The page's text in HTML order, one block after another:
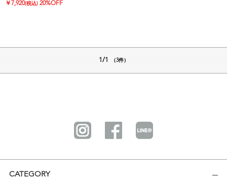
￥ 7,920(税込) 20%OFF
1/1 （3件）
CATEGORY